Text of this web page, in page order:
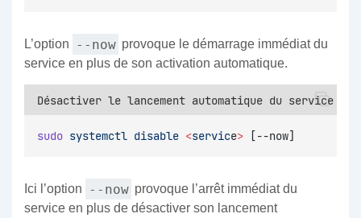
L’option --now provoque le démarrage immédiat du
service en plus de son activation automatique.
Désactiver le lancement automatique du service
sudo systemctl disable <service> [--now]
Ici l’option --now provoque l’arrêt immédiat du
service en plus de désactiver son lancement